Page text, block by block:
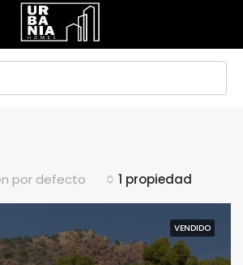
1 propiedad
por defecto
VENDIDO